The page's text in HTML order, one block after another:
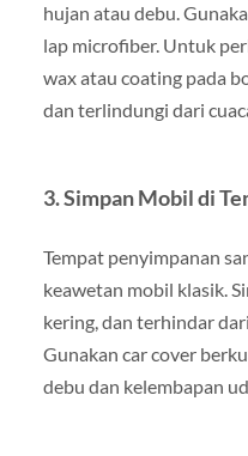
hujan atau debu.
lap microfiber. Untuk
wax atau coating pada
dan terlindungi dari
3.Simpan Mobil di
Tempat penyimpanan
keawetan mobil klasik.
kering, dan terhindar
Gunakan car cover
debu dan kelembapan